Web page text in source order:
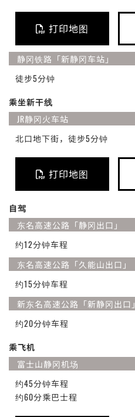
打印地图
静冈铁路「新静冈车站」
徒步5分钟
乘坐新干线
JR静冈火车站
北口地下街，徒步5分钟
打印地图
自驾
东名高速公路「静冈出口」
约12分钟车程
东名高速公路「久能山出口」
约15分钟车程
新东名高速公路「新静冈出口」
约20分钟车程
乘飞机
富士山静冈机场
约45分钟车程
约60分乘巴士程